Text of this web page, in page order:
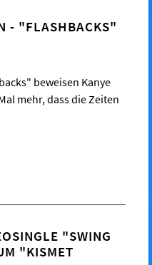
- "FLASHBACKS"
beweisen Kanye
mehr, dass die Zeiten
"SWING
"KISMET